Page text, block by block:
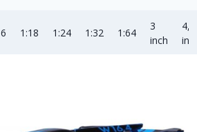
1:18 1:24 1:32 1:64
3
inch
4,5